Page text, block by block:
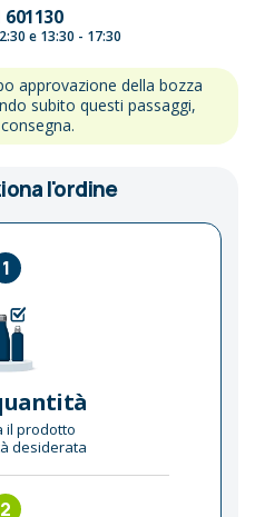
601130
e 13:30 - 17:30
approvazione della bozza
subito questi passaggi,
l'ordine
1
il prodotto
desiderata
2